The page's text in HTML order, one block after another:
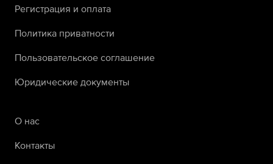
Регистрация и оплата
Политика приватности
Пользовательское соглашение
Юридические документы
О нас
Контакты